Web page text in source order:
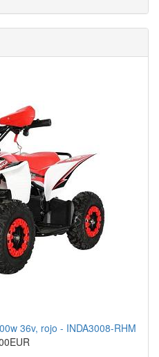
36v, rojo - INDA3008-RHM